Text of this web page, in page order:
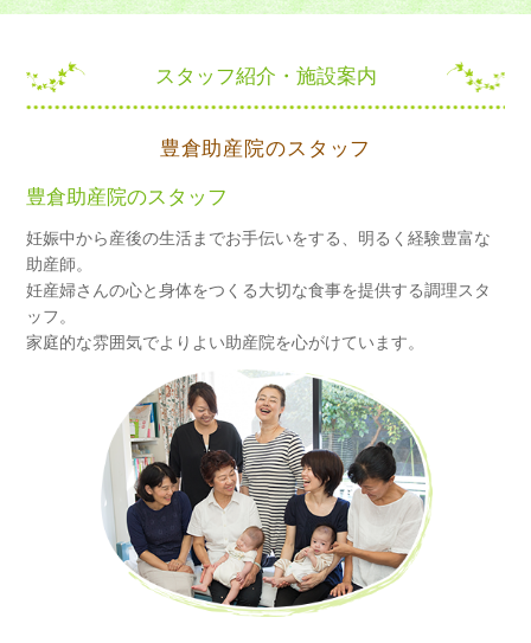
スタッフ紹介・施設案内
豊倉助産院のスタッフ
豊倉助産院のスタッフ
妊娠中から産後の生活までお手伝いをする、明るく経験豊富な
助産師。
妊産婦さんの心と身体をつくる大切な食事を提供する調理スタ
ッフ。
家庭的な雰囲気でよりよい助産院を心がけています。